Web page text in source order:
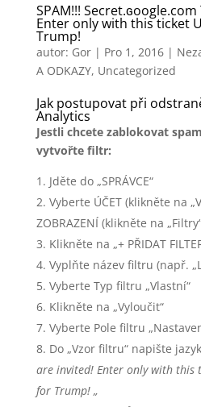
SPAM!!!
Enter only with this ticket
Trump!
autor: Gor| Pro 1, 2016|
A ODKAZY, Uncategorized
Jak postupovat při
Analytics
Jestli chcete zablokovat
vytvořte filtr:
Jděte do „SPRÁVCE“
Vyberte ÚČET (klikněte na
ZOBRAZENÍ (klikněte na
Klikněte na „+ PŘIDAT
Vyplňte název filtru (např.
Vyberte Typ filtru „Vlastní“
Klikněte na „Vyloučit“
Vyberte Pole filtru
Do „Vzor filtru“ napište jazyk
are invited! Enter only with this
for Trump! „